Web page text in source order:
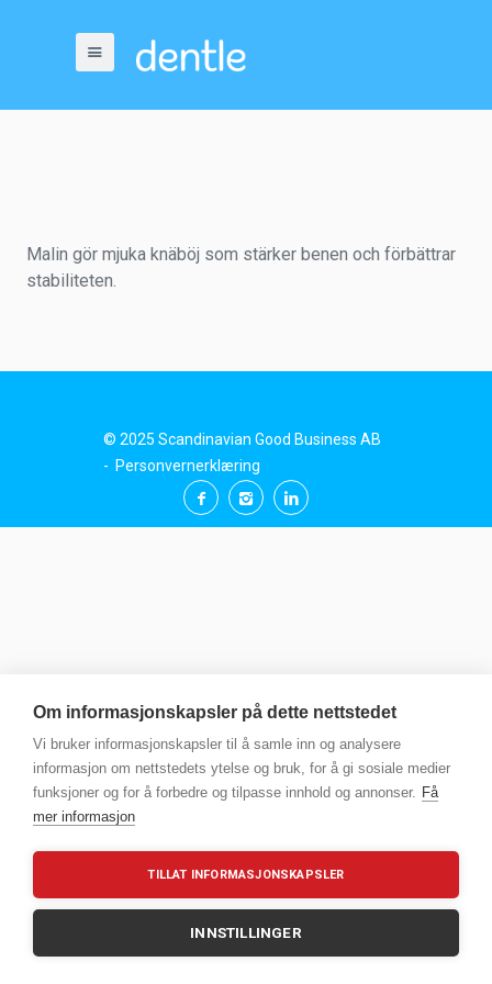
Malin gör mjuka knäböj som stärker benen och förbättrar
stabiliteten.
© 2025 Scandinavian Good Business AB
- Personvernerklæring
Om informasjonskapsler på dette nettstedet
Vi bruker informasjonskapsler til å samle inn og analysere
informasjon om nettstedets ytelse og bruk, for å gi sosiale medier
funksjoner og for å forbedre og tilpasse innhold og annonser. Få
mer informasjon
TILLAT INFORMASJONSKAPSLER
INNSTILLINGER